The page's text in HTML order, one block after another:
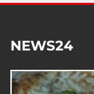
NEWS24